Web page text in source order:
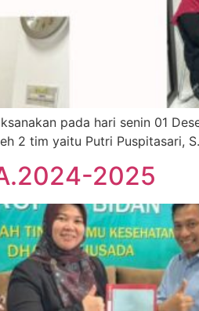
pada hari senin 01
2 tim yaitu Putri Puspitasari,
2025